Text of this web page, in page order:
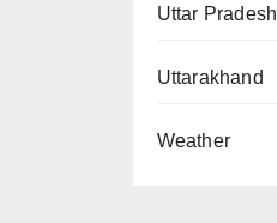
Uttar Pradesh
Uttarakhand
Weather